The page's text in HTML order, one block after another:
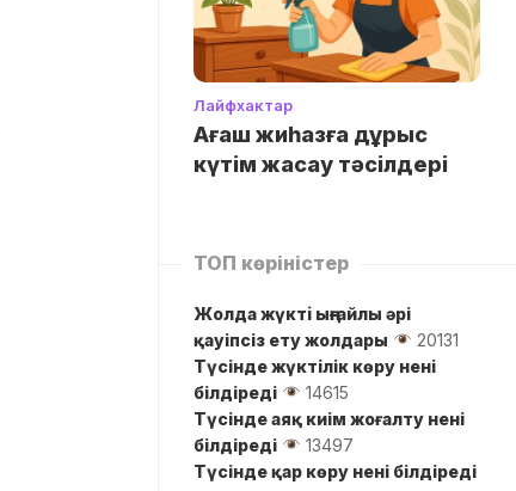
Лайфхактар
Ағаш жиһазға дұрыс
күтім жасау тәсілдері
ТОП көріністер
Жолда жүктi ыңғайлы әрі
қауіпсіз ету жолдары
20131
Түсінде жүктілік көру нені
білдіреді
14615
Түсінде аяқ киім жоғалту нені
білдіреді
13497
Түсінде қар көру нені білдіреді